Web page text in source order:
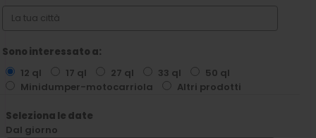
Sono interessato a:
12 ql
17 ql 27 ql 33 ql
50 ql
Minidumper-motocarriola
Altri prodotti
Seleziona le date
Dal giorno